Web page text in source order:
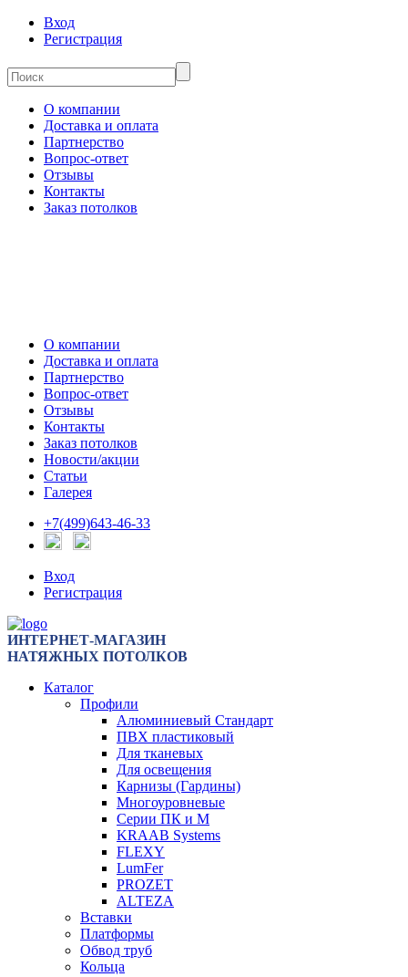
Вход
Регистрация
О компании
Доставка и оплата
Партнерство
Вопрос-ответ
Отзывы
Контакты
Заказ потолков
О компании
Доставка и оплата
Партнерство
Вопрос-ответ
Отзывы
Контакты
Заказ потолков
Новости/акции
Статьи
Галерея
+7(499)643-46-33
Вход
Регистрация
ИНТЕРНЕТ-МАГАЗИН
НАТЯЖНЫХ ПОТОЛКОВ
Каталог
Профили
Алюминиевый Стандарт
ПВХ пластиковый
Для тканевых
Для освещения
Карнизы (Гардины)
Многоуровневые
Серии ПК и М
KRAAB Systems
FLEXY
LumFer
PROZET
ALTEZA
Вставки
Платформы
Обвод труб
Кольца